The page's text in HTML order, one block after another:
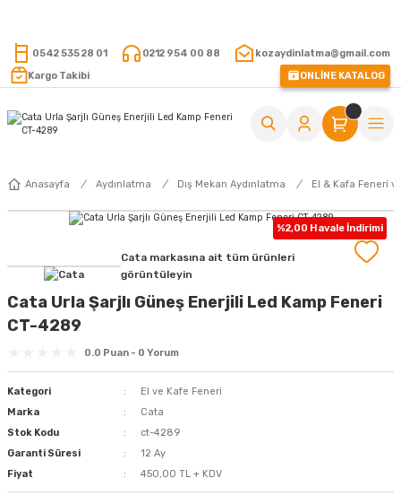
0542 535 28 01 0212 954 00 88
kozaydinlatma@gmail.com
Kargo Takibi
ONLİNE KATALOG
Anasayfa Aydınlatma Dış Mekan Aydınlatma El & Kafa Feneri
%2,00 Havale İndirimi
Cata markasına ait tüm ürünleri
görüntüleyin
Cata Urla Şarjlı Güneş Enerjili Led Kamp Feneri
CT-4289
0.0 Puan - 0 Yorum
Kategori
El ve Kafe Feneri
Marka
Cata
Stok Kodu
ct-4289
Garanti Süresi
12 Ay
Fiyat
450,00 TL + KDV